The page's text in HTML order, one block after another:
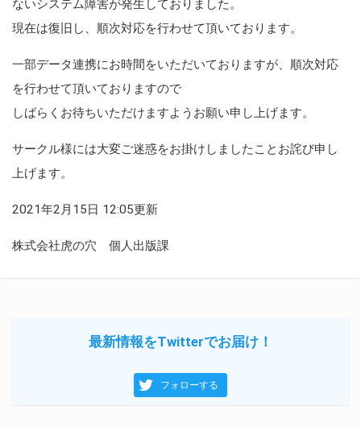
ないシステム障害が発生しておりました。
現在は復旧し、順次対応を行わせて頂いております。
一部データ連携にお時間をいただいておりますが、順次対応
を行わせて頂いておりますので
しばらくお待ちいただけますようお願い申し上げます。
サークル様には大変ご迷惑をお掛けしましたことお詫び申し
上げます。
2021年2月15日 12:05更新
株式会社虎の穴 個人出版課
最新情報をTwitterでお届け！
フォローする